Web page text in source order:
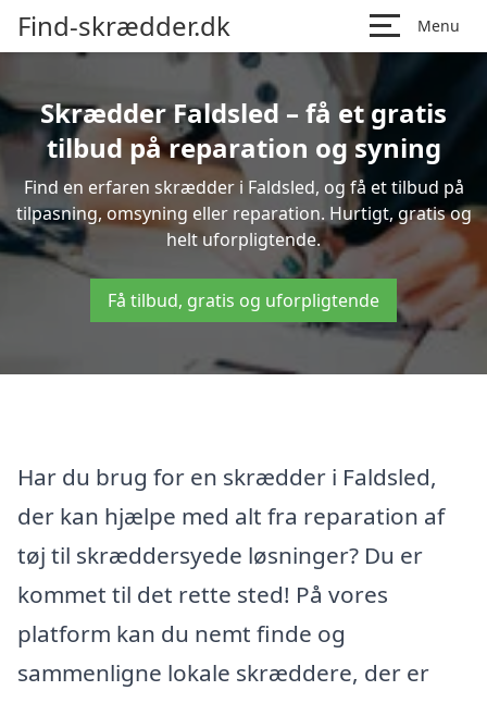
Find-skrædder.dk Menu
Skrædder Faldsled – få et gratis
tilbud på reparation og syning
Find en erfaren skrædder i Faldsled, og få et tilbud på
tilpasning, omsyning eller reparation. Hurtigt, gratis og
helt uforpligtende.
Få tilbud, gratis og uforpligtende
Har du brug for en skrædder i Faldsled,
der kan hjælpe med alt fra reparation af
tøj til skræddersyede løsninger? Du er
kommet til det rette sted! På vores
platform kan du nemt finde og
sammenligne lokale skræddere, der er